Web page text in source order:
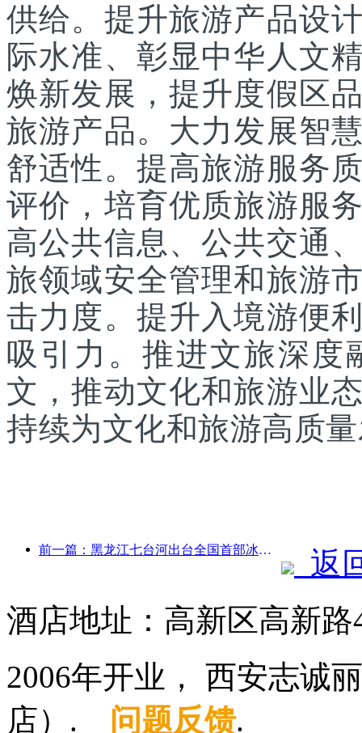
供给。提升旅游产品设
际水准、彰显中华人文
焕新发展，提升度假区
旅游产品。大力发展智
舒适性。提高旅游服务
评价，培育优质旅游服
高公共信息、公共交通
旅领域安全管理和旅游
击力度。提升入境游便
吸引力。推进文旅深度
文，推动文化和旅游业
持续为文化和旅游高质
前一篇：黑龙江七台河出台全国首部冰雪产业法规，鼓励“AI+冰雪”
返
酒店地址：高新区高新路
2006年开业， 西安志诚
店）. 问题反馈.